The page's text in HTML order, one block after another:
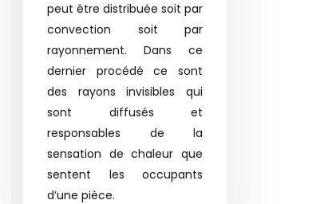
peut être distribuée soit par
convection soit par
rayonnement. Dans ce
dernier procédé ce sont
des rayons invisibles qui
sont diffusés et
responsables de la
sensation de chaleur que
sentent les occupants
d’une pièce.